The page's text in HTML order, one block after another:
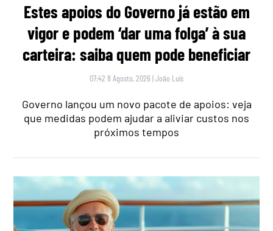
Estes apoios do Governo já estão em
vigor e podem ‘dar uma folga’ à sua
carteira: saiba quem pode beneficiar
07:42 8 Agosto, 2026 |João Luís
Governo lançou um novo pacote de apoios: veja
que medidas podem ajudar a aliviar custos nos
próximos tempos